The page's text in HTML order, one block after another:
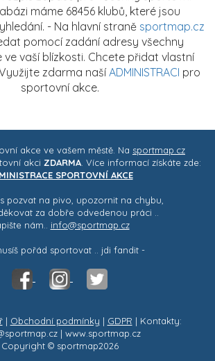
máme 68456 klubů, které jsou
- Na hlavní straně sportmap.cz
pomocí zadání adresy všechny
vaší blízkosti. Chcete přidat vlastní
zdarma naší ADMINISTRACI pro
sportovní akce.
akce ve vašem městě. Na sportmap.cz
akci ZDARMA . Více informací získáte zde:
SPORTOVNÍ AKCE
pozvat na pivo, upozornit na chybu,
za dobře odvedenou práci ..
nám.. info@sportmap.cz
pořád sportovat .. jdi fandit -
| Obchodní podmínky | GDPR | Kontakty:
| www.sportmap.cz
Copyright © sportmap2026